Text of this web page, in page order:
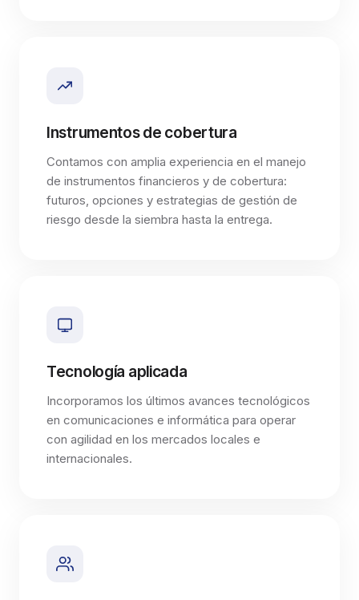
Instrumentos de cobertura
Contamos con amplia experiencia en el manejo
de instrumentos financieros y de cobertura:
futuros, opciones y estrategias de gestión de
riesgo desde la siembra hasta la entrega.
Tecnología aplicada
Incorporamos los últimos avances tecnológicos
en comunicaciones e informática para operar
con agilidad en los mercados locales e
internacionales.